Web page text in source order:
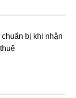
bị khi nhận